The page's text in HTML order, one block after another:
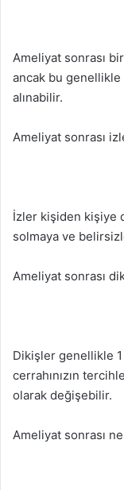
Ameliyat sonrası
ancak bu
alınabilir.
Ameliyat sonrası
İzler kişiden kişiye
solmaya ve
Ameliyat sonrası
Dikişler genellikle 1
cerrahınızın
olarak değişebilir.
Ameliyat sonrası